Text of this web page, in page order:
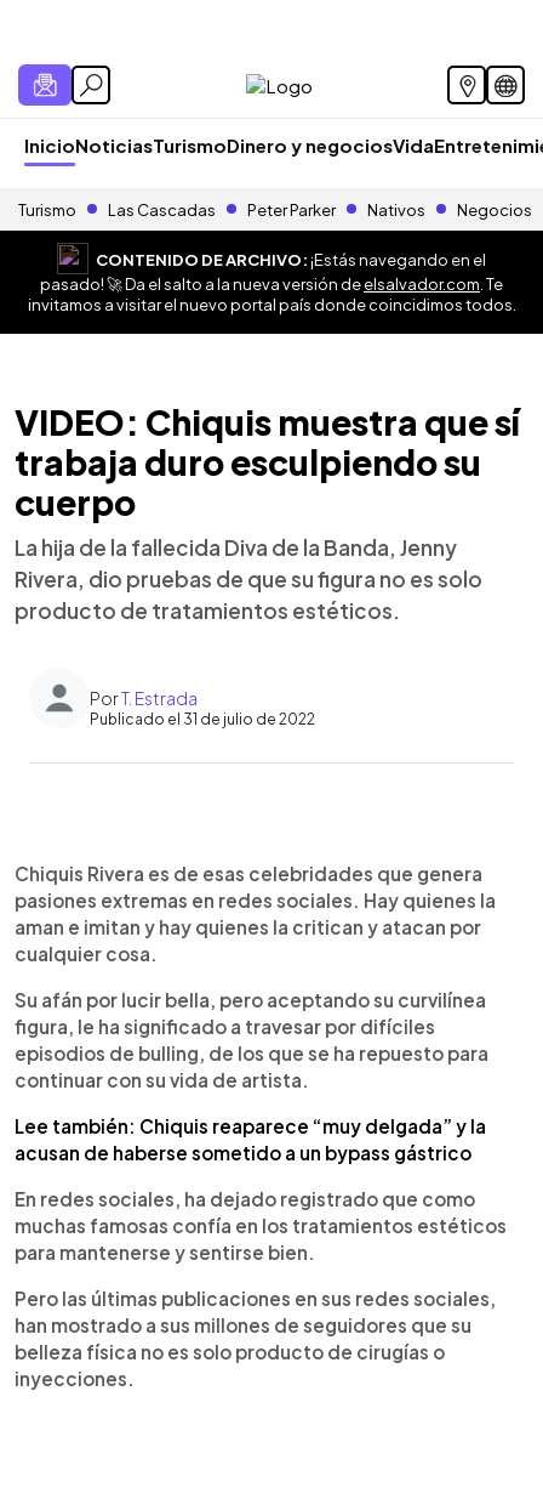
InicioNoticiasTurismoDinero y negociosVida
Turismo Las Cascadas Peter Parker Nativos Negocios
CONTENIDO DE ARCHIVO:¡Estás navegando en el
pasado! 🚀 Da el salto a la nueva versión deelsalvador.com . Te
invitamos a visitar el nuevo portal país donde coincidimos todos.
VIDEO: Chiquis muestra que sí
trabaja duro esculpiendo su
cuerpo
La hija de la fallecida Diva de la Banda, Jenny
Rivera, dio pruebas de que su figura no es solo
producto de tratamientos estéticos.
PorT. Estrada
Publicado el 31 de julio de 2022
► Escuchar artículo
Chiquis Rivera es de esas celebridades que genera
pasiones extremas en redes sociales. Hay quienes la
aman e imitan y hay quienes la critican y atacan por
cualquier cosa.
Su afán por lucir bella, pero aceptando su curvilínea
figura, le ha significado a travesar por difíciles
episodios de bulling, de los que se ha repuesto para
continuar con su vida de artista.
Lee también: Chiquis reaparece “muy delgada” y la
acusan de haberse sometido a un bypass gástrico
En redes sociales, ha dejado registrado que como
muchas famosas confía en los tratamientos estéticos
para mantenerse y sentirse bien.
Pero las últimas publicaciones en sus redes sociales,
han mostrado a sus millones de seguidores que su
belleza física no es solo producto de cirugías o
inyecciones.